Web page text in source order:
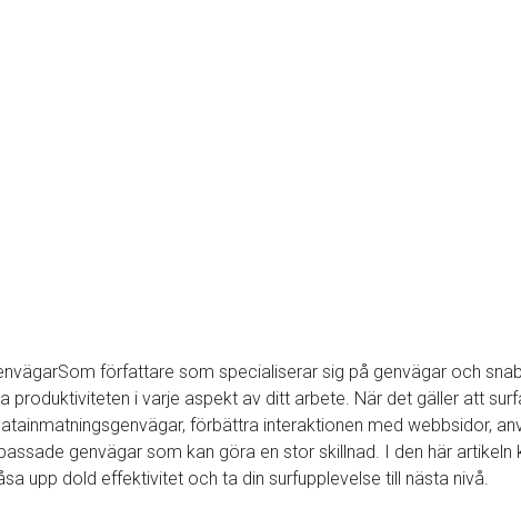
författare som specialiserar sig på genvägar och
i varje aspekt av ditt arbete. När det gäller att
förbättra interaktionen med webbsidor,
genvägar som kan göra en stor skillnad. I den här artikeln
upp dold effektivitet och ta din surfupplevelse till nästa nivå.